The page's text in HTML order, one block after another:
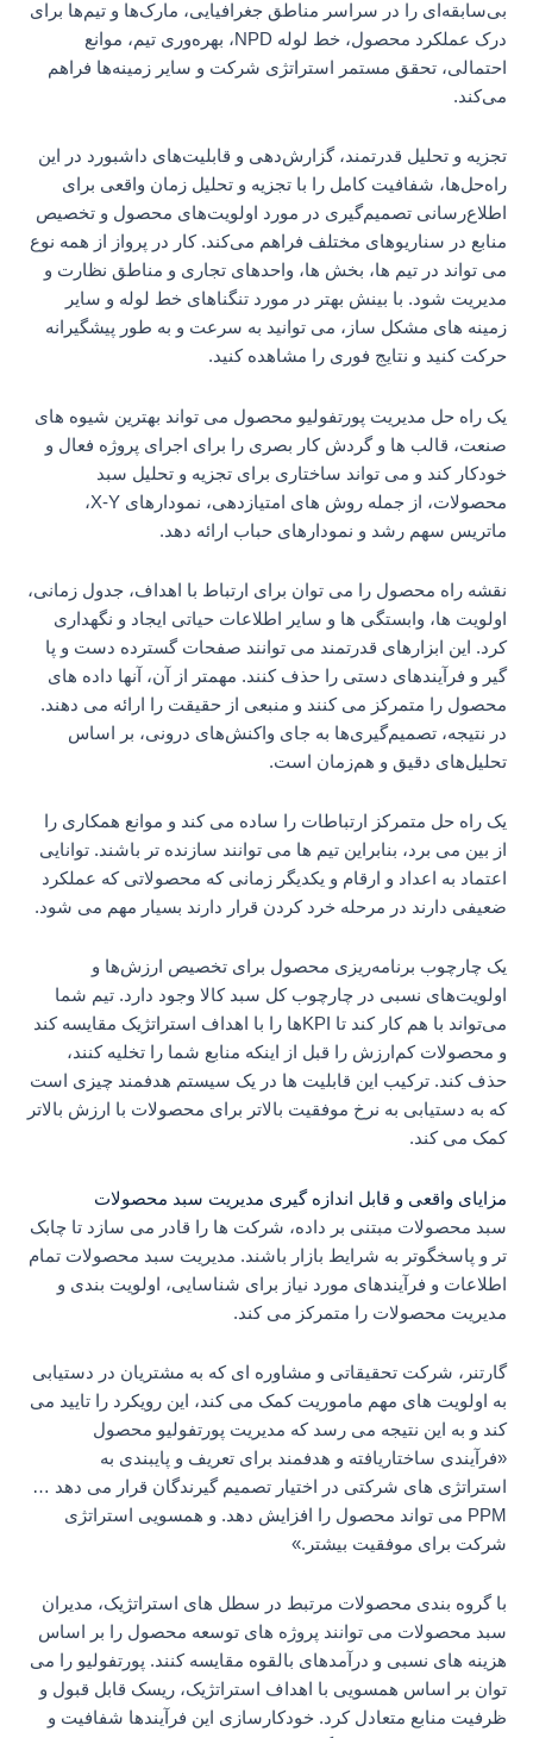
بی‌سابقه‌ای را در سراسر مناطق جغرافیایی، مارک‌ها و تیم‌ها برای
درک عملکرد محصول، خط لوله NPD، بهره‌وری تیم، موانع
احتمالی، تحقق مستمر استراتژی شرکت و سایر زمینه‌ها فراهم
می‌کند.
تجزیه و تحلیل قدرتمند، گزارش‌دهی و قابلیت‌های داشبورد در این
راه‌حل‌ها، شفافیت کامل را با تجزیه و تحلیل زمان واقعی برای
اطلاع‌رسانی تصمیم‌گیری در مورد اولویت‌های محصول و تخصیص
منابع در سناریوهای مختلف فراهم می‌کند. کار در پرواز از همه نوع
می تواند در تیم ها، بخش ها، واحدهای تجاری و مناطق نظارت و
مدیریت شود. با بینش بهتر در مورد تنگناهای خط لوله و سایر
زمینه های مشکل ساز، می توانید به سرعت و به طور پیشگیرانه
حرکت کنید و نتایج فوری را مشاهده کنید.
یک راه حل مدیریت پورتفولیو محصول می تواند بهترین شیوه های
صنعت، قالب ها و گردش کار بصری را برای اجرای پروژه فعال و
خودکار کند و می تواند ساختاری برای تجزیه و تحلیل سبد
محصولات، از جمله روش های امتیازدهی، نمودارهای X-Y،
ماتریس سهم رشد و نمودارهای حباب ارائه دهد.
نقشه راه محصول را می توان برای ارتباط با اهداف، جدول زمانی،
اولویت ها، وابستگی ها و سایر اطلاعات حیاتی ایجاد و نگهداری
کرد. این ابزارهای قدرتمند می توانند صفحات گسترده دست و پا
گیر و فرآیندهای دستی را حذف کنند. مهمتر از آن، آنها داده های
محصول را متمرکز می کنند و منبعی از حقیقت را ارائه می دهند.
در نتیجه، تصمیم‌گیری‌ها به جای واکنش‌های درونی، بر اساس
تحلیل‌های دقیق و هم‌زمان است.
یک راه حل متمرکز ارتباطات را ساده می کند و موانع همکاری را
از بین می برد، بنابراین تیم ها می توانند سازنده تر باشند. توانایی
اعتماد به اعداد و ارقام و یکدیگر زمانی که محصولاتی که عملکرد
ضعیفی دارند در مرحله خرد کردن قرار دارند بسیار مهم می شود.
یک چارچوب برنامه‌ریزی محصول برای تخصیص ارزش‌ها و
اولویت‌های نسبی در چارچوب کل سبد کالا وجود دارد. تیم شما
می‌تواند با هم کار کند تا KPIها را با اهداف استراتژیک مقایسه کند
و محصولات کم‌ارزش را قبل از اینکه منابع شما را تخلیه کنند،
حذف کند. ترکیب این قابلیت ها در یک سیستم هدفمند چیزی است
که به دستیابی به نرخ موفقیت بالاتر برای محصولات با ارزش بالاتر
کمک می کند.
مزایای واقعی و قابل اندازه گیری مدیریت سبد محصولات
سبد محصولات مبتنی بر داده، شرکت ها را قادر می سازد تا چابک
تر و پاسخگوتر به شرایط بازار باشند. مدیریت سبد محصولات تمام
اطلاعات و فرآیندهای مورد نیاز برای شناسایی، اولویت بندی و
مدیریت محصولات را متمرکز می کند.
گارتنر، شرکت تحقیقاتی و مشاوره ای که به مشتریان در دستیابی
به اولویت های مهم ماموریت کمک می کند، این رویکرد را تایید می
کند و به این نتیجه می رسد که مدیریت پورتفولیو محصول
«فرآیندی ساختاریافته و هدفمند برای تعریف و پایبندی به
استراتژی های شرکتی در اختیار تصمیم گیرندگان قرار می دهد …
PPM می تواند محصول را افزایش دهد. و همسویی استراتژی
شرکت برای موفقیت بیشتر.»
با گروه بندی محصولات مرتبط در سطل های استراتژیک، مدیران
سبد محصولات می توانند پروژه های توسعه محصول را بر اساس
هزینه های نسبی و درآمدهای بالقوه مقایسه کنند. پورتفولیو را می
توان بر اساس همسویی با اهداف استراتژیک، ریسک قابل قبول و
ظرفیت منابع متعادل کرد. خودکارسازی این فرآیندها شفافیت و